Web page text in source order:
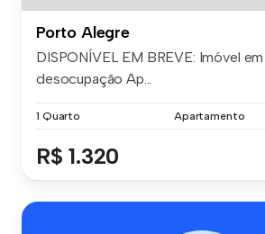
Porto Alegre
DISPONÍVEL EM BREVE: Imóvel
desocupação Ap...
1 Quarto Apartamento
R$ 1.320